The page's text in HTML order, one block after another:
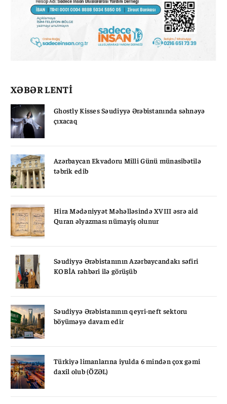
XƏBƏR LENTİ
Ghostly Kisses Səudiyyə Ərəbistanında səhnəyə
çıxacaq
Azərbaycan Ekvadoru Milli Günü münasibətilə
təbrik edib
Hira Mədəniyyət Məhəlləsində XVIII əsrə aid
Quran əlyazması nümayiş olunur
Səudiyyə Ərəbistanının Azərbaycandakı səfiri
KOBİA rəhbəri ilə görüşüb
Səudiyyə Ərəbistanının qeyri-neft sektoru
böyüməyə davam edir
Türkiyə limanlarına iyulda 6 mindən çox gəmi
daxil olub (ÖZƏL)